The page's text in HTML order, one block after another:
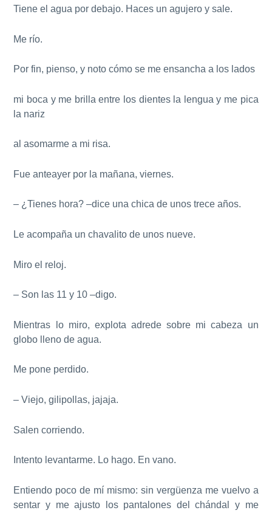
Tiene el agua por debajo. Haces un agujero y sale.
Me río.
Por fin, pienso, y noto cómo se me ensancha a los lados
mi boca y me brilla entre los dientes la lengua y me pica
la nariz
al asomarme a mi risa.
Fue anteayer por la mañana, viernes.
– ¿Tienes hora? –dice una chica de unos trece años.
Le acompaña un chavalito de unos nueve.
Miro el reloj.
– Son las 11 y 10 –digo.
Mientras lo miro, explota adrede sobre mi cabeza un
globo lleno de agua.
Me pone perdido.
– Viejo, gilipollas, jajaja.
Salen corriendo.
Intento levantarme. Lo hago. En vano.
Entiendo poco de mí mismo: sin vergüenza me vuelvo a
sentar y me ajusto los pantalones del chándal y me